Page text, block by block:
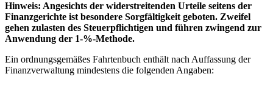
Hinweis: Angesichts der widerstreitenden Urteile seitens der
Finanzgerichte ist besondere Sorgfältigkeit geboten. Zweifel
gehen zulasten des Steuerpflichtigen und führen zwingend zur
Anwendung der 1-%-Methode.
Ein ordnungsgemäßes Fahrtenbuch enthält nach Auffassung der
Finanzverwaltung mindestens die folgenden Angaben: